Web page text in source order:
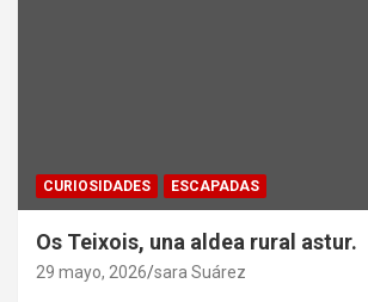
CURIOSIDADES ESCAPADAS
Os Teixois, una aldea rural astur.
29 mayo, 2026 sara Suárez